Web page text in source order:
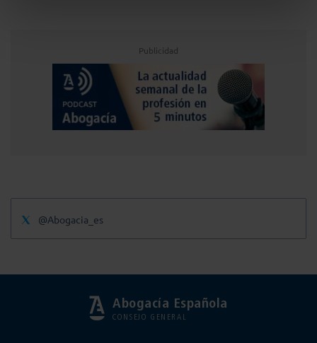
Publicidad
@Abogacia_es
Abogacía Española
CONSEJO GENERAL